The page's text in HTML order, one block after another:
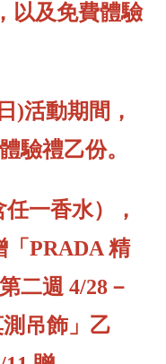
以及免費體驗
)活動期間，
驗禮乙份。
一香水），
「PRADA 精
二週 4/28－
吊飾」乙